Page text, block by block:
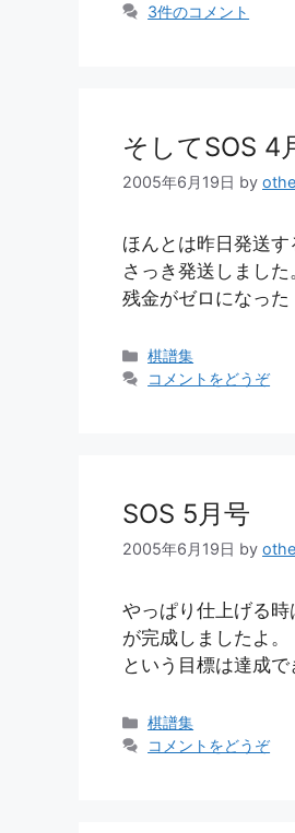
テ
3件のコメント
そしてSOS 4
2005年6月19日 by
ほんとは昨日発送
さっき発送しまし
残金がゼロになっ
カ
テ
棋譜集
コメントをどうぞ
SOS 5月号
2005年6月19日 by
やっぱり仕上げる
が完成しましたよ
という目標は達成
カ
テ
棋譜集
コメントをどうぞ